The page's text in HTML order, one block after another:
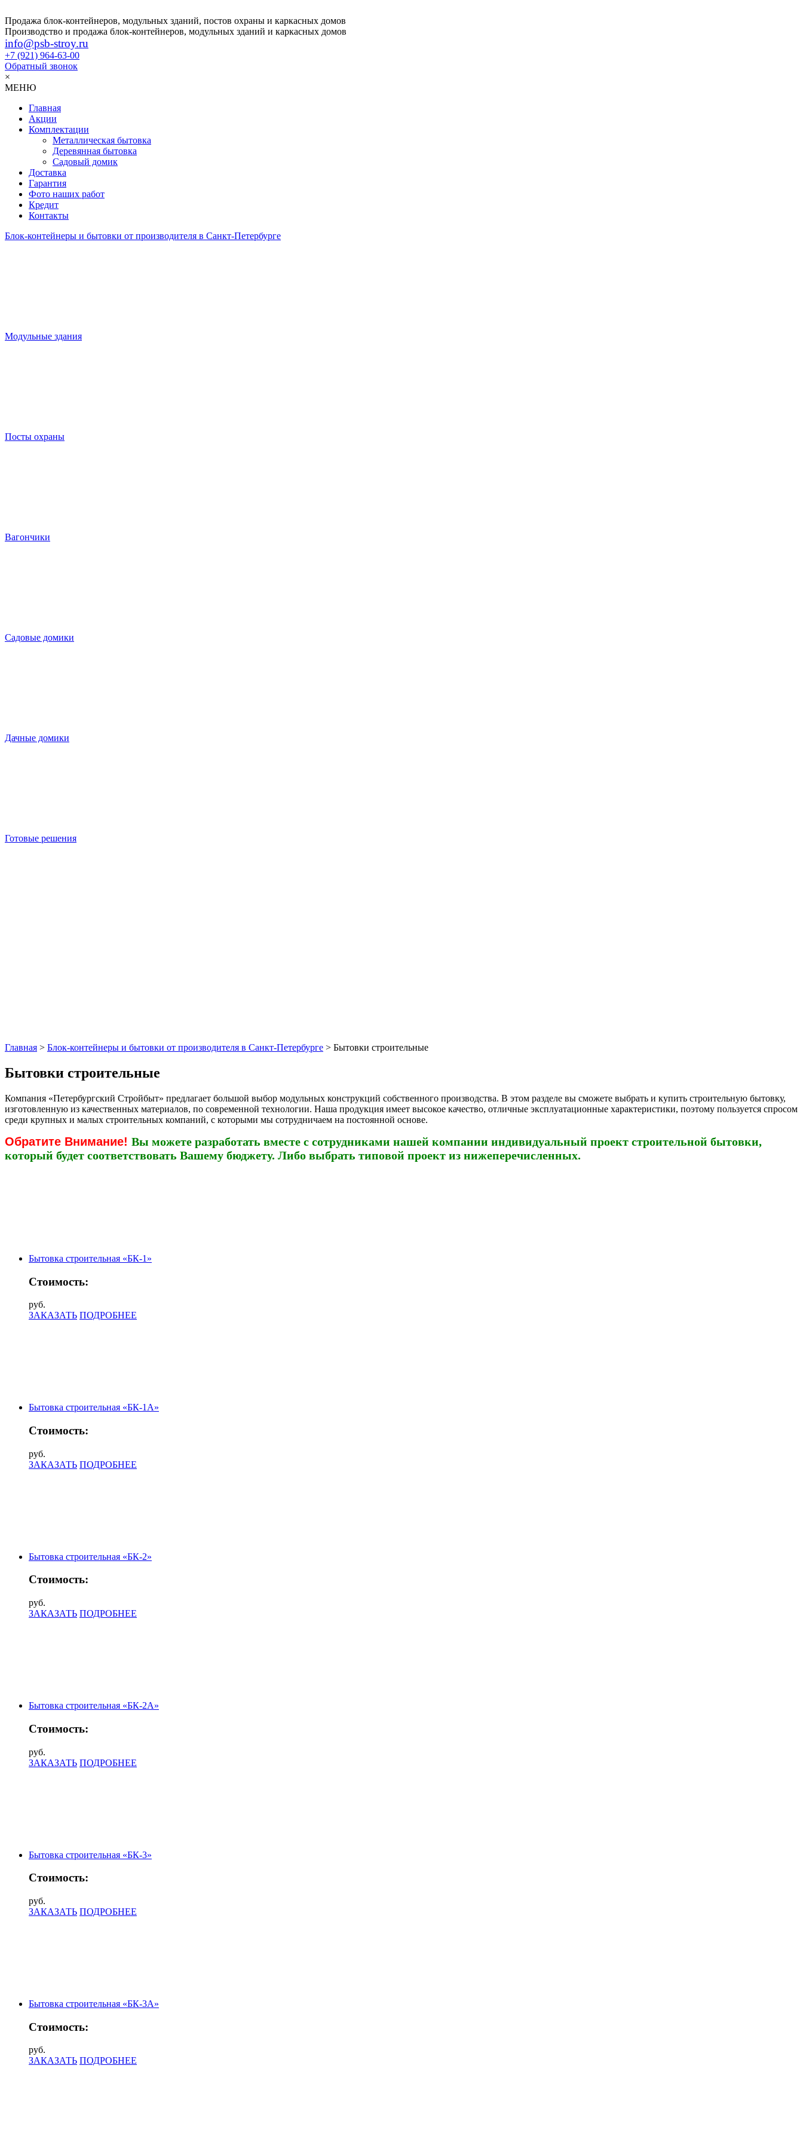
Продажа блок-контейнеров, модульных зданий, постов охраны и каркасных домов
Производство и продажа блок-контейнеров, модульных зданий и каркасных домов
info@psb-stroy.ru
+7 (921) 964-63-00
Обратный звонок
×
МЕНЮ
Главная
Акции
Комплектации
Металлическая бытовка
Деревянная бытовка
Садовый домик
Доставка
Гарантия
Фото наших работ
Кредит
Контакты
Блок-контейнеры и бытовки от производителя в Санкт-Петербурге
Модульные здания
Посты охраны
Вагончики
Садовые домики
Дачные домики
Готовые решения
Главная > Блок-контейнеры и бытовки от производителя в Санкт-Петербурге > Бытовки строительные
Бытовки строительные
Компания «Петербургский Стройбыт» предлагает большой выбор модульных конструкций собственного производства. В этом разделе вы сможете выбрать и купить строительную бытовку,
изготовленную из качественных материалов, по современной технологии. Наша продукция имеет высокое качество, отличные эксплуатационные характеристики, поэтому пользуется спросом
среди крупных и малых строительных компаний, с которыми мы сотрудничаем на постоянной основе.
Обратите Внимание! Вы можете разработать вместе с сотрудниками нашей компании индивидуальный проект строительной бытовки,
который будет соответствовать Вашему бюджету. Либо выбрать типовой проект из нижеперечисленных.
Бытовка строительная «БК-1»
Стоимость:
руб.
ЗАКАЗАТЬ ПОДРОБНЕЕ
Бытовка строительная «БК-1А»
Стоимость:
руб.
ЗАКАЗАТЬ ПОДРОБНЕЕ
Бытовка строительная «БК-2»
Стоимость:
руб.
ЗАКАЗАТЬ ПОДРОБНЕЕ
Бытовка строительная «БК-2А»
Стоимость:
руб.
ЗАКАЗАТЬ ПОДРОБНЕЕ
Бытовка строительная «БК-3»
Стоимость:
руб.
ЗАКАЗАТЬ ПОДРОБНЕЕ
Бытовка строительная «БК-3А»
Стоимость:
руб.
ЗАКАЗАТЬ ПОДРОБНЕЕ